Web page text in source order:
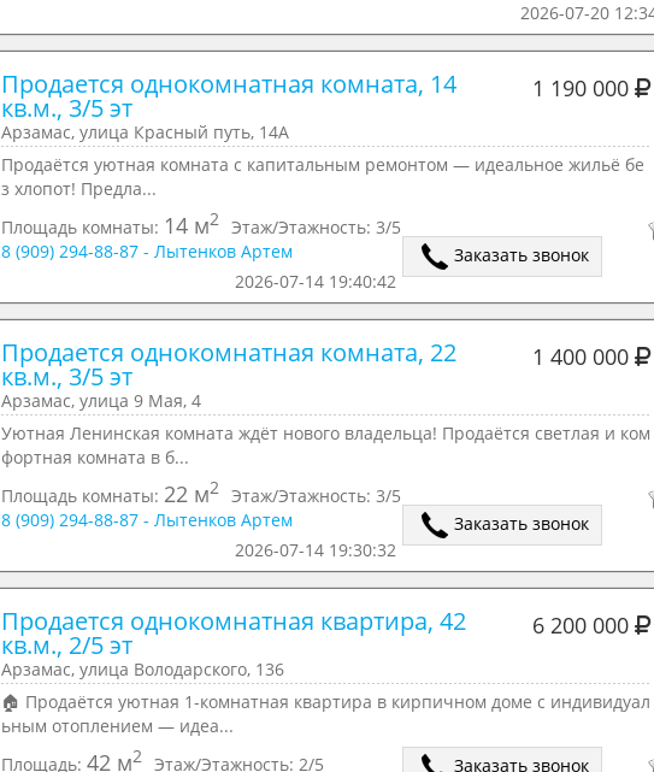
2026-07-20
Продается однокомнатная комната, 14
кв.м., 3/5 эт
1 190 000
Арзамас, улица Красный путь, 14А
Продаётся уютная комната с капитальным ремонтом — идеальное жильё бе
з хлопот! Предла...
Площадь комнаты: 14 м2 Этаж/Этажность: 3/5
Заказать звонок
8 (909) 294-88-87 - Лытенков Артем
2026-07-14 19:40:42
Продается однокомнатная комната, 22
кв.м., 3/5 эт
1 400 000
Арзамас, улица 9 Мая, 4
Уютная Ленинская комната ждёт нового владельца! Продаётся светлая и ком
фортная комната в б...
Площадь комнаты: 22 м2 Этаж/Этажность: 3/5
Заказать звонок
8 (909) 294-88-87 - Лытенков Артем
2026-07-14 19:30:32
Продается однокомнатная квартира, 42
кв.м., 2/5 эт
6 200 000
Арзамас, улица Володарского, 136
🏠 Продаётся уютная 1-комнатная квартира в кирпичном доме с индивидуал
ьным отоплением — идеа...
Площадь: 42 м2 Этаж/Этажность: 2/5
Заказать звонок